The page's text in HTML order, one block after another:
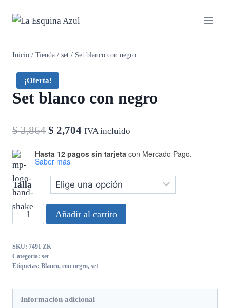
Inicio / Tienda / set / Set blanco con negro
¡Oferta!
Set blanco con negro
$3,864 El
original
era:
$ 2,704 El
es:
IVA incluido
Hasta 12 pagos sin tarjeta con Mercado Pago.
Saber más
Talla
Set
blanco
negro
cantidad
Añadir al carrito
SKU: 7491 ZK
Categoría: set
Etiquetas: Blanco, con negro, set
Información adicional